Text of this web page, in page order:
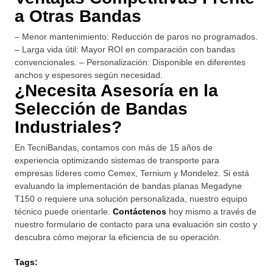
a Otras Bandas
– Menor mantenimiento: Reducción de paros no programados.
– Larga vida útil: Mayor ROI en comparación con bandas
convencionales. – Personalización: Disponible en diferentes
anchos y espesores según necesidad.
¿Necesita Asesoría en la
Selección de Bandas
Industriales?
En TecniBandas, contamos con más de 15 años de
experiencia optimizando sistemas de transporte para
empresas líderes como Cemex, Ternium y Mondelez. Si está
evaluando la implementación de bandas planas Megadyne
T150 o requiere una solución personalizada, nuestro equipo
técnico puede orientarle. Contáctenos hoy mismo a través de
nuestro formulario de contacto para una evaluación sin costo y
descubra cómo mejorar la eficiencia de su operación.
Tags: